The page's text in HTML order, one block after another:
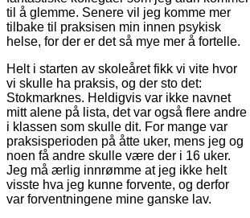
til å glemme. Senere vil jeg komme mer
tilbake til praksisen min innen psykisk
helse, for der er det så mye mer å fortelle.
Helt i starten av skoleåret fikk vi vite hvor
vi skulle ha praksis, og der sto det:
Stokmarknes. Heldigvis var ikke navnet
mitt alene på lista, det var også flere andre
i klassen som skulle dit. For mange var
praksisperioden på åtte uker, mens jeg og
noen få andre skulle være der i 16 uker.
Jeg må ærlig innrømme at jeg ikke helt
visste hva jeg kunne forvente, og derfor
var forventningene mine ganske lav.